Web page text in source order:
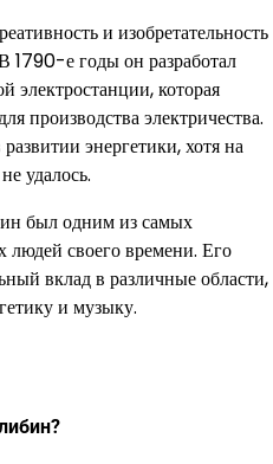
и изобретательность
1790-е годы он разработал
электростанции, которая
производства электричества.
энергетики, хотя на
удалось.
был одним из самых
людей своего времени. Его
вклад в различные области,
и музыку.